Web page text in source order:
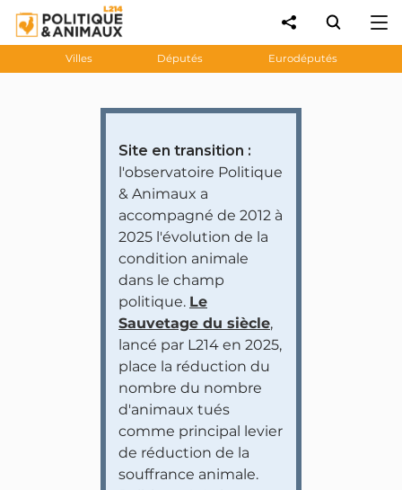
Villes Députés Eurodéputés
Site en transition :
l'observatoire Politique
& Animaux a
accompagné de 2012 à
2025 l'évolution de la
condition animale
dans le champ
politique. Le
Sauvetage du siècle,
lancé par L214 en 2025,
place la réduction du
nombre du nombre
d'animaux tués
comme principal levier
de réduction de la
souffrance animale.